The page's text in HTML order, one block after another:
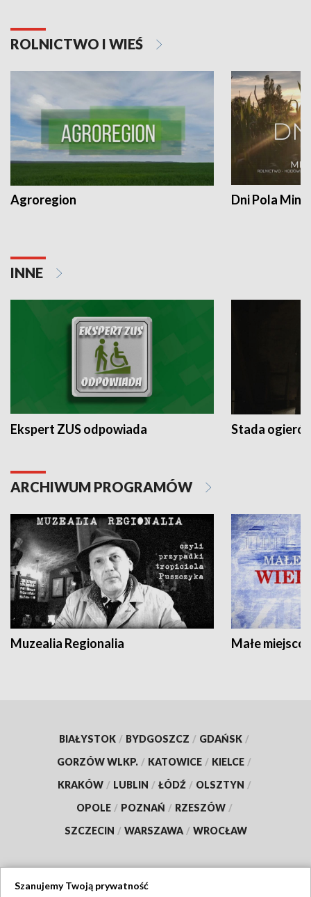
ROLNICTWO I WIEŚ
Agroregion Dni Pola
INNE
Ekspert ZUS odpowiada Stada
ARCHIWUM PROGRAMÓW
Muzealia Regionalia Małe
BIAŁYSTOK / BYDGOSZCZ / GDAŃSK /
GORZÓW WLKP. / KATOWICE / KIELCE /
KRAKÓW / LUBLIN / ŁÓDŹ / OLSZTYN /
OPOLE / POZNAŃ / RZESZÓW /
SZCZECIN / WARSZAWA / WROCŁAW
Szanujemy Twoją prywatność